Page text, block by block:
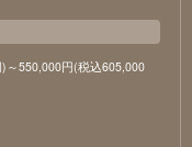
～550,000円(税込605,000